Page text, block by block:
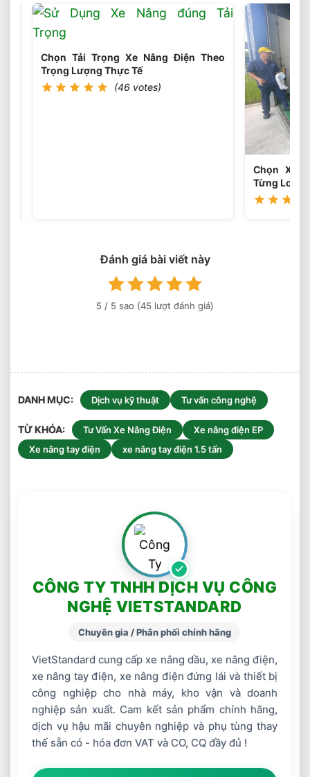
Sai
Lầm
Biến
Khi
Chọn
votes)
Chọn Tải Trọng Xe Nâng Điện Theo
Trọng Lượng Thực Tế
(46 votes)
Chọn Xe
Từng Loại
Đánh giá bài viết này
5 / 5 sao (45 lượt đánh giá)
DANH MỤC Dịch vụ kỹ thuật Tư vấn công nghệ
TỪ KHÓA Tư Vấn Xe Nâng Điện
Xe nâng điện EP
Xe nâng tay điện
xe nâng tay điện 1.5 tấn
CÔNG TY TNHH DỊCH VỤ CÔNG
NGHỆ VIETSTANDARD
Chuyên gia / Phân phối chính hãng
VietStandard cung cấp xe nâng dầu, xe nâng điện,
xe nâng tay điện, xe nâng điện đứng lái và thiết bị
công nghiệp cho nhà máy, kho vận và doanh
nghiệp sản xuất. Cam kết sản phẩm chính hãng,
dịch vụ hậu mãi chuyên nghiệp và phụ tùng thay
thế sẵn có - hóa đơn VAT và CO, CQ đầy đủ !